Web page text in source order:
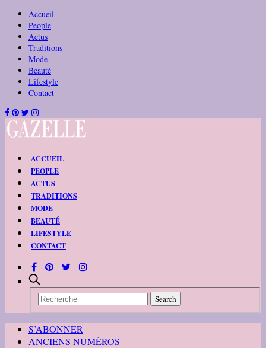
Accueil
People
Actus
Traditions
Mode
Beauté
Lifestyle
Contact
ACCUEIL
PEOPLE
ACTUS
TRADITIONS
MODE
BEAUTÉ
LIFESTYLE
CONTACT
S’ABONNER
ANCIENS NUMÉROS